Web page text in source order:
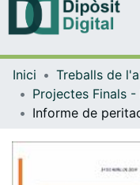
Inici
Treballs de